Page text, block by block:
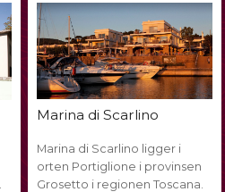
Marina di Scarlino
Marina di Scarlino ligger i
orten Portiglione i provinsen
Grosetto i regionen Toscana.